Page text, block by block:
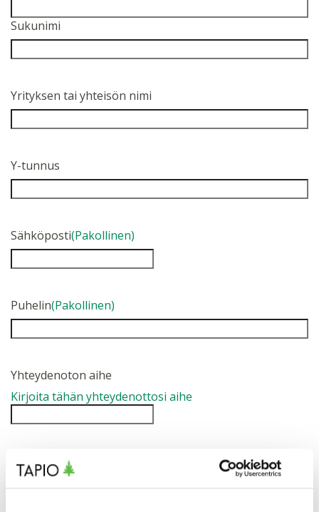
Sukunimi
Yrityksen tai yhteisön nimi
Y-tunnus
Sähköposti(Pakollinen)
Puhelin(Pakollinen)
Yhteydenoton aihe
Kirjoita tähän yhteydenottosi aihe
Viesti
Kerro viestissäsi alue (kunta), jonne siemenet